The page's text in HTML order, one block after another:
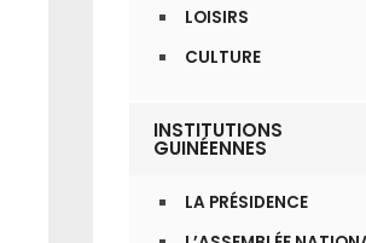
LOISIRS
CULTURE
INSTITUTIONS
GUINÉENNES
LA PRÉSIDENCE